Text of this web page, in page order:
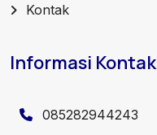
Kontak
Informasi Kontak
085282944243